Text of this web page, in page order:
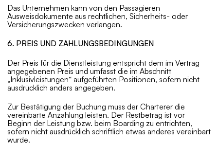
Das Unternehmen kann von den Passagieren
Ausweisdokumente aus rechtlichen, Sicherheits- oder
Versicherungszwecken verlangen.
6. PREIS UND ZAHLUNGSBEDINGUNGEN
Der Preis für die Dienstleistung entspricht dem im Vertrag
angegebenen Preis und umfasst die im Abschnitt
„Inklusivleistungen“ aufgeführten Positionen, sofern nicht
ausdrücklich anders angegeben.
Zur Bestätigung der Buchung muss der Charterer die
vereinbarte Anzahlung leisten. Der Restbetrag ist vor
Beginn der Leistung bzw. beim Boarding zu entrichten,
sofern nicht ausdrücklich schriftlich etwas anderes vereinbart
wurde.